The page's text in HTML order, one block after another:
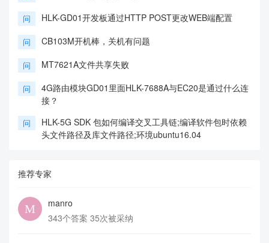
问 HLK-GD01开发板通过HTTP POST更改WEB端配置
问 CB103M开机棒，关机有问题
问 MT7621A文件共享失败
问
4G路由模块GD01里面HLK-7688A与EC20是通过什么连
接？
问
HLK-5G SDK 包如何编译交叉工具链;编译软件包时依赖
头文件路径及库文件路径;环境ubuntu16.04
推荐专家
manro
343个答案 35次被采纳